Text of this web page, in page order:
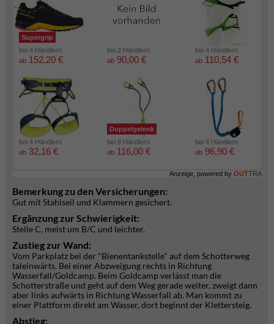
Supergrip
bei 4 Händlern
ab 152,20 €
bei 2 Händlern
ab 90,00 €
bei 4 Händlern
ab 110,54 €
bei 4 Händlern
ab 32,16 €
Doppelgelenk
bei 8 Händlern
ab 116,00 €
bei 4 Händlern
ab 96,90 €
Anzeige, powered by OUTTRA
Bemerkung zu den Versicherungen:
Gut mit Stahlseil und Klammern gesichert.
Ergänzung zur Schwierigkeit:
Stelle C, meist um B/C und leichter.
Zustieg zur Wand:
Vom Parkplatz bei der "Bienentankstelle" auf dem Schotterweg
taleinwärts. Bei einer Abzweigung rechts in Richtung
Wasserfall/Goldcamp. Beim Goldcamp verlässt man die
Schotterstraße und geht auf dem Weg gerade weiter, zweigt dann
aber links aufwärts in Richtung Wasserfall ab. Man kommt zu
einer Plattform direkt am Wasser, dort beginnt der Klettersteig.
Abstieg: